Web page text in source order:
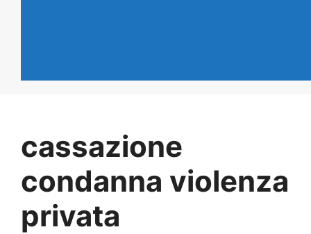
cassazione
condanna violenza
privata